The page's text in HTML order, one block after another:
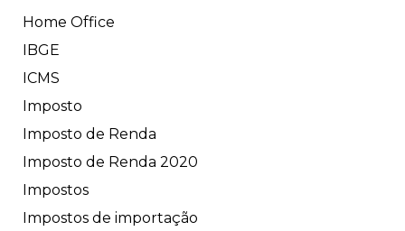
Home Office
IBGE
ICMS
Imposto
Imposto de Renda
Imposto de Renda 2020
Impostos
Impostos de importação